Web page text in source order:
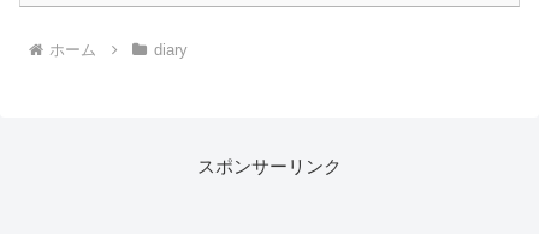
ホーム diary
スポンサーリンク